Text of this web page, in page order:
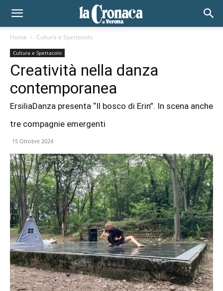
Home Cultura e Spettacolo
Cultura e Spettacolo
Creatività nella danza
contemporanea
ErsiliaDanza presenta “Il bosco di Erin”. In scena anche
tre compagnie emergenti
15 Ottobre 2024